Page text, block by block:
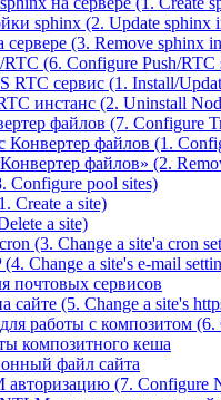
sphinx (2. Update sphinx
(3. Remove sphinx
RTC (6. Configure Push/
RTC сервис (1. Install/
инстанс (2. Uninstall
файлов (7. Configure
Конвертер файлов (1.
файлов» (2.
Configure pool sites)
Create a site)
a site)
(3. Change a site'a cron
Change a site's e-mail
почтовых сервисов
сайте (5. Change a site's
работы с композитом
композитного кеша
файл сайта
авторизацию (7. Configure